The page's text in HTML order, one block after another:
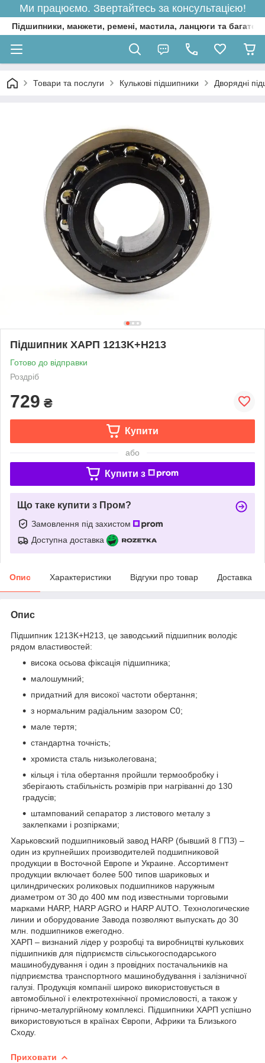
Ми працюємо. Звертайтесь за консультацією!
Підшипники, манжети, ремені, мастила, ланцюги та багато
Товари та послуги Кулькові підшипники Дворядні
Підшипник ХАРП 1213K+H213
Готово до відправки
Роздріб
729 ₴
Купити
або
Купити з
Що таке купити з Пром?
Замовлення під захистом
Доступна доставка
Опис Характеристики Відгуки про товар Доставка
Опис
Підшипник 1213K+H213, це заводський підшипник володіє
рядом властивостей:
висока осьова фіксація підшипника;
малошумний;
придатний для високої частоти обертання;
з нормальним радіальним зазором С0;
мале тертя;
стандартна точність;
хромиста сталь низьколегована;
кільця і тіла обертання пройшли термообробку і
зберігають стабільність розмірів при нагріванні до 130
градусів;
штампований сепаратор з листового металу з
заклепками і розпірками;
Харьковский подшипниковый завод HARP (бывший 8 ГПЗ) –
один из крупнейших производителей подшипниковой
продукции в Восточной Европе и Украине. Ассортимент
продукции включает более 500 типов шариковых и
цилиндрических роликовых подшипников наружным
диаметром от 30 до 400 мм под известными торговыми
марками HARP, HARP AGRO и HARP AUTO. Технологические
линии и оборудование Завода позволяют выпускать до 30
млн. подшипников ежегодно.
ХАРП – визнаний лідер у розробці та виробництві кулькових
підшипників для підприємств сільськогосподарського
машинобудування і один з провідних постачальників на
підприємства транспортного машинобудування і залізничної
галузі. Продукція компанії широко використовується в
автомобільної і електротехнічної промисловості, а також у
гірничо-металургійному комплексі. Підшипники ХАРП успішно
використовуються в країнах Європи, Африки та Близького
Сходу.
Приховати